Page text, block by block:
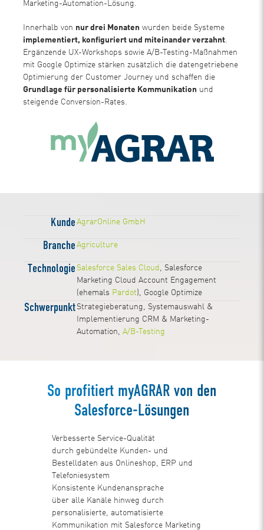
Marketing-Automation-Lösung.
Innerhalb von nur drei Monaten wurden beide Systeme
implementiert, konfiguriert und miteinander verzahnt.
Ergänzende UX-Workshops sowie A/B-Testing-Maßnahmen
mit Google Optimize stärken zusätzlich die datengetriebene
Optimierung der Customer Journey und schaffen die
Grundlage für personalisierte Kommunikation und
steigende Conversion-Rates.
Kunde AgrarOnline GmbH
Branche Agriculture
Technologie Salesforce Sales Cloud , Salesforce
Marketing Cloud Account Engagement
(ehemals Pardot), Google Optimize
Schwerpunkt Strategieberatung, Systemauswahl &
Implementierung CRM & Marketing-
Automation,A/B-Testing
So profitiert myAGRAR von den
Salesforce-Lösungen
Verbesserte Service-Qualität
durch gebündelte Kunden- und
Bestelldaten aus Onlineshop, ERP und
Telefoniesystem
Konsistente Kundenansprache
über alle Kanäle hinweg durch
personalisierte, automatisierte
Kommunikation mit Salesforce Marketing